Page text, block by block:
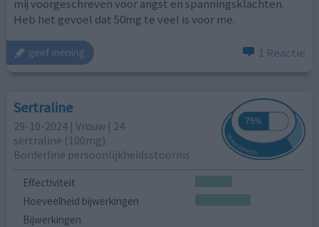
mij voorgeschreven voor angst en spanningsklachten.
Heb het gevoel dat 50mg te veel is voor me.
geef mening 1 Reactie
Sertraline
29-10-2024 | Vrouw | 24
sertraline (100mg)
Borderline persoonlijkheidsstoornis
Effectiviteit
Hoeveelheid bijwerkingen
Bijwerkingen